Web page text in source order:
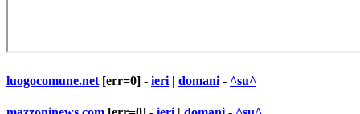
luogocomune.net [err=0] - ieri | domani - ^su^